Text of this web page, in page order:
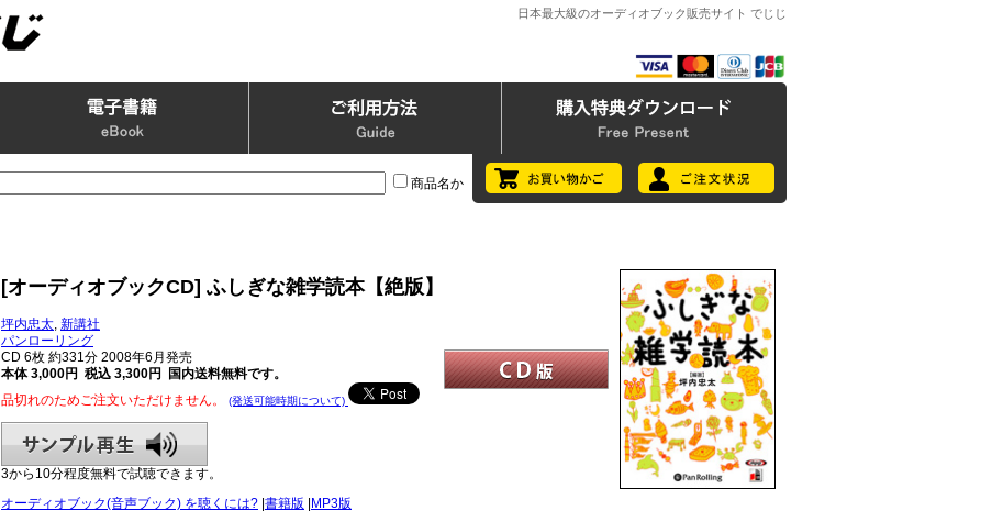
日本最大級のオーディオブック販売サイト でじじ
商品名か
[オーディオブックCD] ふしぎな雑学読本【絶版】
坪内忠太, 新講社
パンローリング
CD 6枚 約331分 2008年6月発売
本体 3,000円 税込 3,300円 国内送料無料です。
品切れのためご注文いただけません。
(発送可能時期について)
3から10分程度無料で試聴できます。
オーディオブック(音声ブック) を聴くには? |書籍版 |MP3版